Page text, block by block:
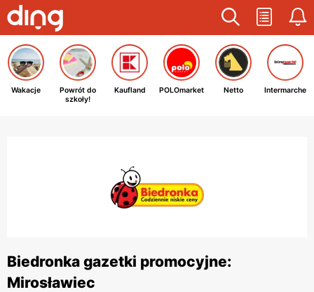
Wakacje
Powrót do
szkoły!
Kaufland POLOmarket Netto Intermarche
Biedronka gazetki promocyjne:
Mirosławiec